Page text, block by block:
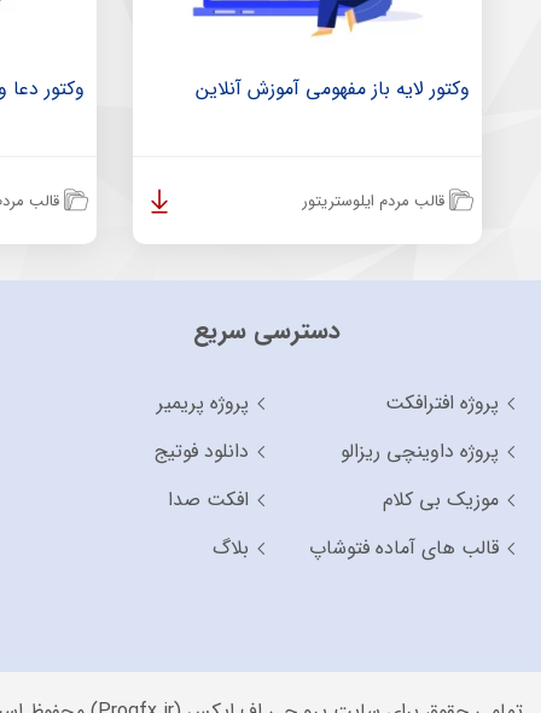
وکتور لایه باز مفهومی آموزش آنلاین
قالب مردم ایلوستریتور
وکتور
قالب
دسترسی سریع
پروژه افترافکت
پروژه پریمیر
پروژه داوینچی ریزالو
دانلود فوتیج
موزیک بی کلام
افکت صدا
قالب های آماده فتوشاپ
بلاگ